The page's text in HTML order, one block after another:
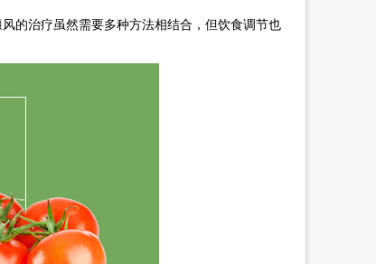
的治疗虽然需要多种方法相结合，但饮食调节也